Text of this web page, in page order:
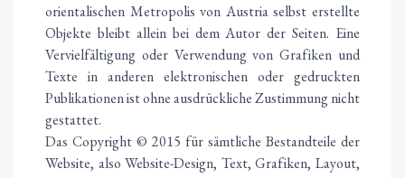
orientalischen Metropolis von Austria selbst erstellte
Objekte bleibt allein bei dem Autor der Seiten. Eine
Vervielfältigung oder Verwendung von Grafiken und
Texte in anderen elektronischen oder gedruckten
Publikationen ist ohne ausdrückliche Zustimmung nicht
gestattet.
Das Copyright © 2015 für sämtliche Bestandteile der
Website, also Website-Design, Text, Grafiken, Layout,